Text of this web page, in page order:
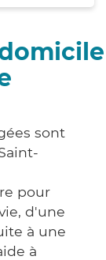
sont
pour
d'une
à une
à